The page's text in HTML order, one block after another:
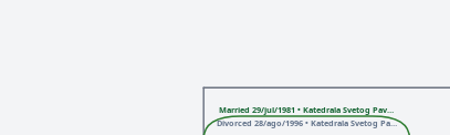
Married 29/jul/1981 • Katedrala Svetog Pav…
Divorced 28/ago/1996 • Katedrala Svetog Pa…